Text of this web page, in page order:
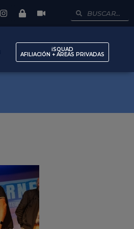
iSQUAD
AFILIACIÓN + AREAS PRIVADAS